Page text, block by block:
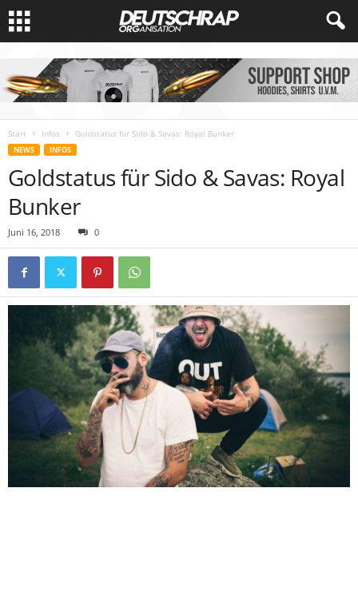
Start Infos Goldstatus für Sido & Savas: Royal Bunker
NEWS INFOS
Goldstatus für Sido & Savas: Royal
Bunker
Juni 16, 2018 0